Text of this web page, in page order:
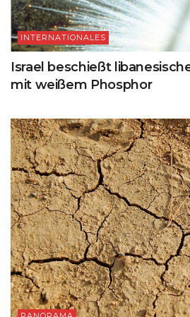
INTERNATIONALES
Israel beschießt
mit weißem Phosphor